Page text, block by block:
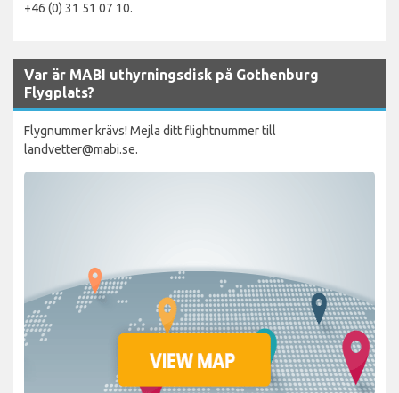
+46 (0) 31 51 07 10.
Var är MABI uthyrningsdisk på Gothenburg
Flygplats?
Flygnummer krävs! Mejla ditt flightnummer till
landvetter@mabi.se.